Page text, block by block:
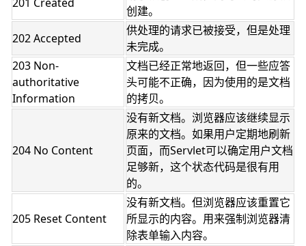
创建。
202 Accepted
供处理的请求已被接受，但是处理
未完成。
203 Non-
authoritative
Information
文档已经正常地返回，但一些应答
头可能不正确，因为使用的是文档
的拷贝。
204 No Content
没有新文档。浏览器应该继续显示
原来的文档。如果用户定期地刷新
页面，而Servlet可以确定用户文档
足够新，这个状态代码是很有用
的。
205 Reset Content
没有新文档。但浏览器应该重置它
所显示的内容。用来强制浏览器清
除表单输入内容。